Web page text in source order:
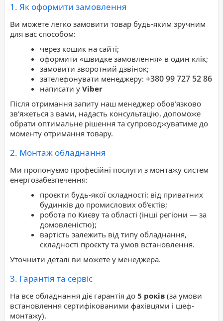
1. Як оформити замовлення
Ви можете легко замовити товар будь-яким зручним
для вас способом:
через кошик на сайті;
оформити «швидке замовлення» в один клік;
замовити зворотний дзвінок;
зателефонувати менеджеру: +380 99 727 52 86
написати у Viber
Після отримання запиту наш менеджер обов’язково
зв’яжеться з вами, надасть консультацію, допоможе
обрати оптимальне рішення та супроводжуватиме до
моменту отримання товару.
2. Монтаж обладнання
Ми пропонуємо професійні послуги з монтажу систем
енергозабезпечення:
проєкти будь-якої складності: від приватних
будинків до промислових об’єктів;
робота по Києву та області (інші регіони — за
домовленістю);
вартість залежить від типу обладнання,
складності проєкту та умов встановлення.
Уточнити деталі ви можете у менеджера.
3. Гарантія та сервіс
На все обладнання діє гарантія до 5 років (за умови
встановлення сертифікованими фахівцями і шеф-
монтажу).